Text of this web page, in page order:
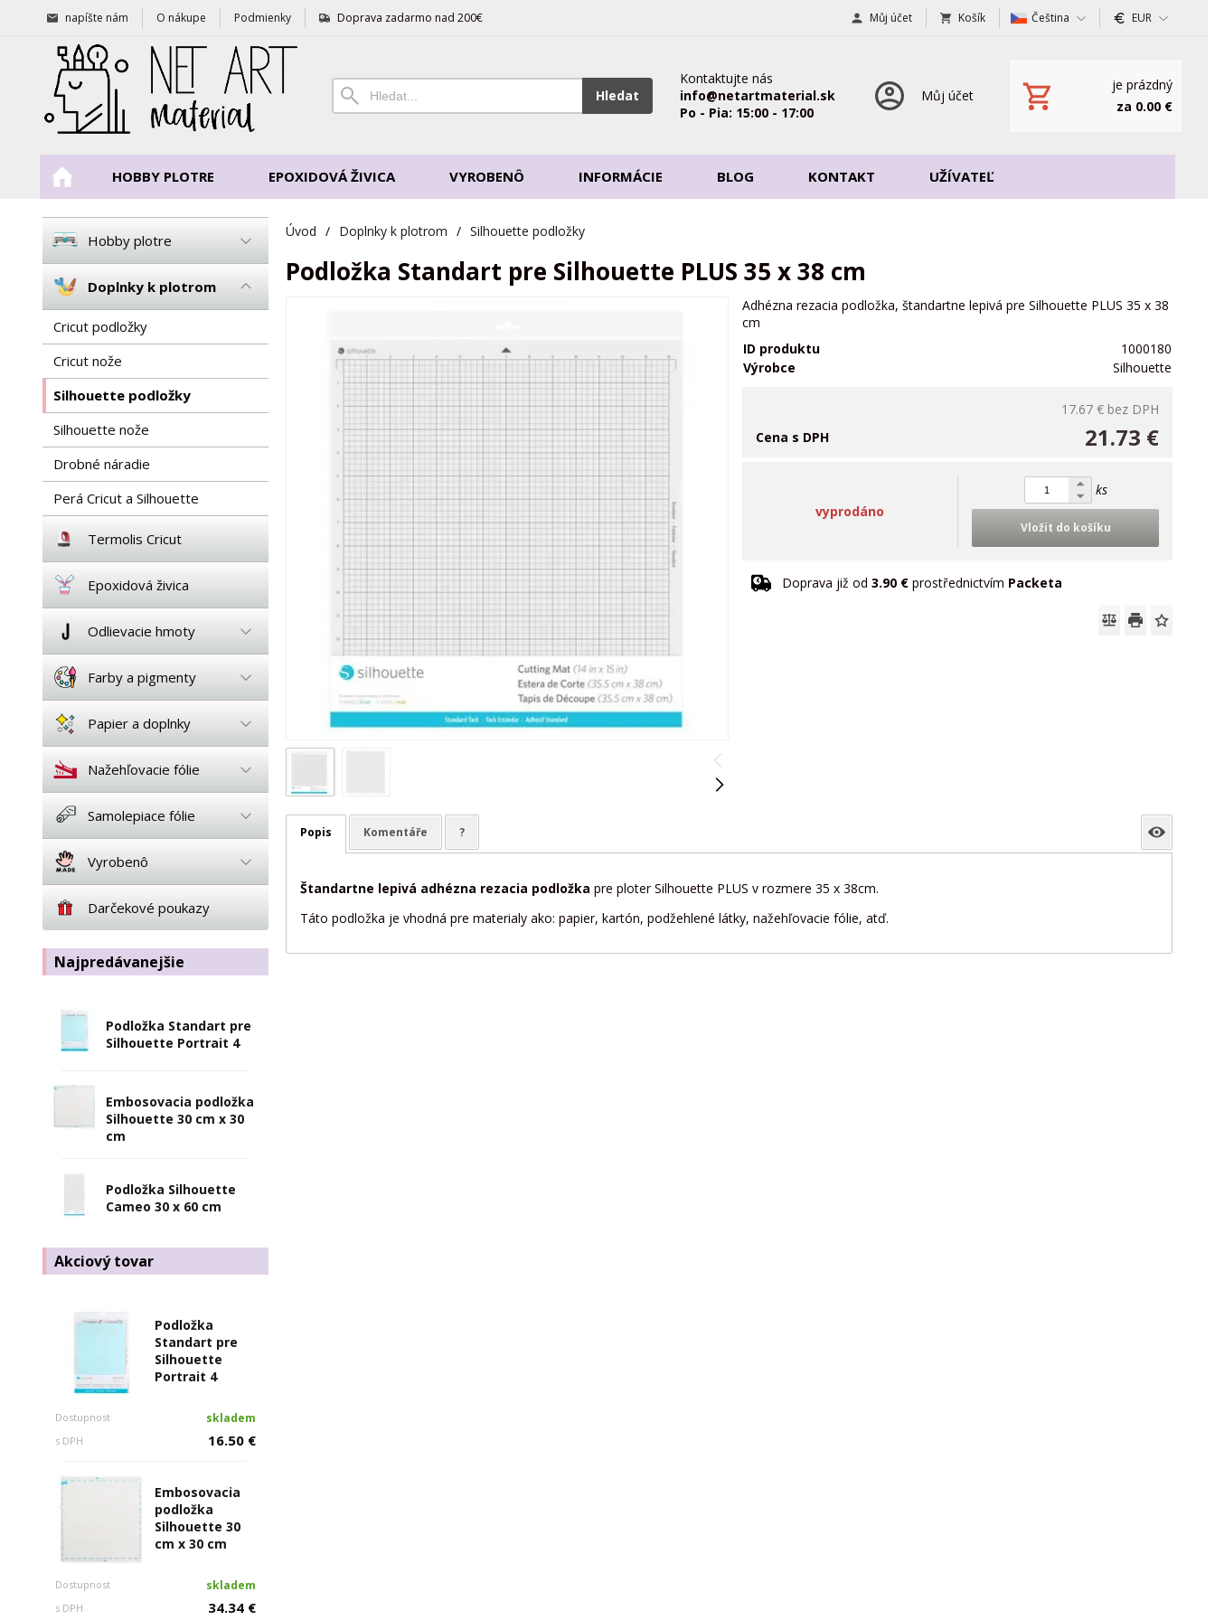
napíšte nám O nákupe Podmienky Doprava zadarmo nad 200€ Můj účet Košík Čeština EUR
Hledat
Kontaktujte nás
info@netartmaterial.sk
Po - Pia: 15:00 - 17:00
Můj účet
je prázdný
za 0.00 €
HOBBY PLOTRE EPOXIDOVÁ ŽIVICA VYROBENÔ INFORMÁCIE BLOG KONTAKT UŽÍVATEĽ
Hobby plotre
Doplnky k plotrom
Cricut podložky
Cricut nože
Silhouette podložky
Silhouette nože
Drobné náradie
Perá Cricut a Silhouette
Termolis Cricut
Epoxidová živica
Odlievacie hmoty
Farby a pigmenty
Papier a doplnky
Nažehľovacie fólie
Samolepiace fólie
Vyrobenô
Darčekové poukazy
Najpredávanejšie
Podložka Standart pre
Silhouette Portrait 4
Embosovacia podložka
Silhouette 30 cm x 30
cm
Podložka Silhouette
Cameo 30 x 60 cm
Akciový tovar
Podložka
Standart pre
Silhouette
Portrait 4
Dostupnost skladem
s DPH 16.50 €
Embosovacia
podložka
Silhouette 30
cm x 30 cm
Dostupnost skladem
s DPH 34.34 €
Úvod / Doplnky k plotrom / Silhouette podložky
Podložka Standart pre Silhouette PLUS 35 x 38 cm
Adhézna rezacia podložka, štandartne lepivá pre Silhouette PLUS 35 x 38
cm
ID produktu
1000180
Výrobce
Silhouette
17.67 € bez DPH
21.73 €
Cena s DPH
vyprodáno
ks
Vložit do košíku
Doprava již od3.90 € prostřednictvím Packeta
Popis Komentáře ?
Štandartne lepivá adhézna rezacia podložka pre ploter Silhouette PLUS v rozmere 35 x 38cm.
Táto podložka je vhodná pre materialy ako: papier, kartón, podžehlené látky, nažehľovacie fólie, atď.